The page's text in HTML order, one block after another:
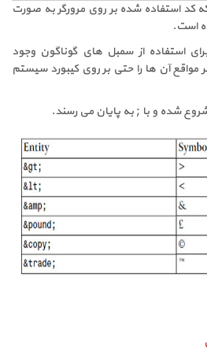
کد استفاده شده بر روی مرورگر به صورت
است.
استفاده از سمبل های گوناگون وجود
مواقع آن ها را حتی بر روی کیبورد سیستم
شده و با ;به پایان می رسند.